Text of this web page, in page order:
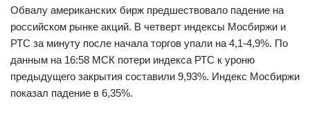
Обвалу американских бирж предшествовало падение на
российском рынке акций. В четверт индексы Мосбиржи и
РТС за минуту после начала торгов упали на 4,1-4,9%. По
данным на 16:58 МСК потери индекса РТС к уроню
предыдущего закрытия составили 9,93%. Индекс Мосбиржи
показал падение в 6,35%.